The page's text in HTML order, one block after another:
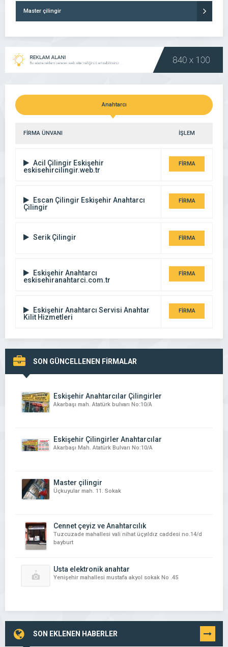
Master çilingir
Anahtarcı
FİRMA ÜNVANI İŞLEM
Acil Çilingir Eskişehir
eskisehircilingir.web.tr
FİRMA
Escan Çilingir Eskişehir Anahtarcı
Çilingir
FİRMA
Serik Çilingir FİRMA
Eskişehir Anahtarcı
eskisehiranahtarci.com.tr
FİRMA
Eskişehir Anahtarcı Servisi Anahtar
Kilit Hizmetleri
FİRMA
SON GÜNCELLENEN FİRMALAR
Eskişehir Anahtarcılar Çilingirler
Akarbaşı mah. Atatürk bulvarı No:10/A
Eskişehir Çilingirler Anahtarcılar
Akarbaşı Mah. Atatürk Bulvarı No:10/A
Master çilingir
Üçkuyular mah. 11. Sokak
Cennet çeyiz ve Anahtarcılık
Tuzcuzade mahallesi vali nihat üçyıldız caddesi no.14/d
bayburt
Usta elektronik anahtar
Yenişehir mahallesi mustafa akyol sokak No .45
SON EKLENEN HABERLER TÜMÜNÜ